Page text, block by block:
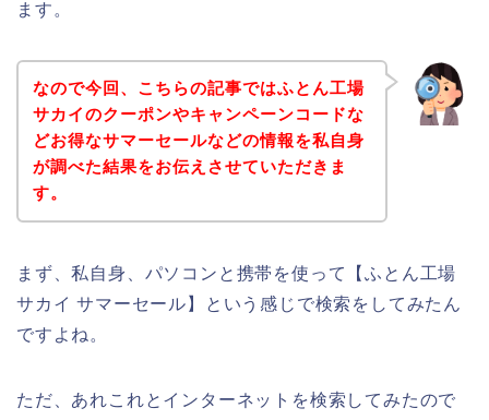
ます。
なので今回、こちらの記事ではふとん工場
サカイのクーポンやキャンペーンコードな
どお得なサマーセールなどの情報を私自身
が調べた結果をお伝えさせていただきま
す。
まず、私自身、パソコンと携帯を使って【ふとん工場
サカイ サマーセール】という感じで検索をしてみたん
ですよね。
ただ、あれこれとインターネットを検索してみたので